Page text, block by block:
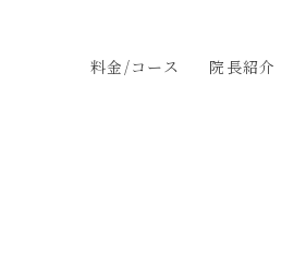
料金/コース 院長紹介